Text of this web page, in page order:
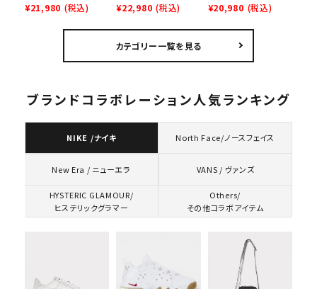
Box Tee スモールボ
¥21,980 (税込)
Tee スピードTシャツ
¥22,980 (税込)
Tee ウィッシュTシ
¥20,980 (税込)
カテゴリー一覧を見る
ブランドコラボレーション人気ランキング
NIKE /ナイキ North Face/ノースフェイス
New Era / ニューエラ VANS / ヴァンズ
HYSTERIC GLAMOUR/
ヒステリックグラマー
Others/
その他コラボアイテム